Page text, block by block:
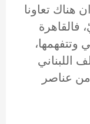
مطلعة لـ"لبنان24" ان هناك تعاونا
فالقاهرة
وتتفهمها،
اللبناني
عناصر